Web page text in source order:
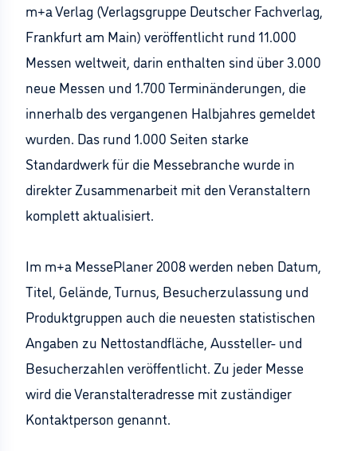
m+a Verlag (Verlagsgruppe Deutscher Fachverlag,
Frankfurt am Main) veröffentlicht rund 11.000
Messen weltweit, darin enthalten sind über 3.000
neue Messen und 1.700 Terminänderungen, die
innerhalb des vergangenen Halbjahres gemeldet
wurden. Das rund 1.000 Seiten starke
Standardwerk für die Messebranche wurde in
direkter Zusammenarbeit mit den Veranstaltern
komplett aktualisiert.
Im m+a MessePlaner 2008 werden neben Datum,
Titel, Gelände, Turnus, Besucherzulassung und
Produktgruppen auch die neuesten statistischen
Angaben zu Nettostandfläche, Aussteller- und
Besucherzahlen veröffentlicht. Zu jeder Messe
wird die Veranstalteradresse mit zuständiger
Kontaktperson genannt.